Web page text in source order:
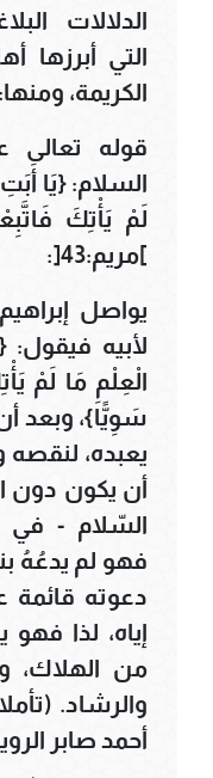
الدلالات
التي أبرزها
الكريمة، ومنها:
قوله تعالى
السلام: {يَا
لَمْ يَأْتِكَ
]مريم:43[:
يواصل
لأبيه
الْعِلْمِ مَا لَمْ
سَوِيًّا}، وبعد
يعبده،
أن يكون دون
السّلام - في
فهو لم يدعُهُ
دعوته قائمة
إياه، لذا فهو
من الهلاك،
والرشاد.
أحمد صابر